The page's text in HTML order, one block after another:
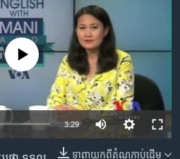
currently available
3:29
ទាញ​យក​ពី​តំណភ្ជាប់​ដើម